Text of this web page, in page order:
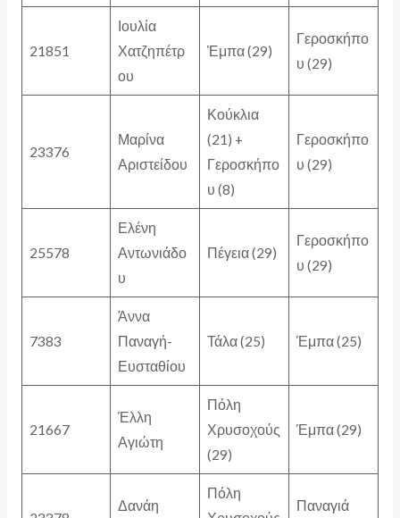
21851
Ιουλία
Χατζηπέτρ
ου
Έμπα (29)
Γεροσκήπο
υ (29)
23376
Μαρίνα
Αριστείδου
Κούκλια
(21) +
Γεροσκήπο
υ (8)
Γεροσκήπο
υ (29)
25578
Ελένη
Αντωνιάδο
υ
Πέγεια (29)
Γεροσκήπο
υ (29)
7383
Άννα
Παναγή-
Ευσταθίου
Τάλα (25) Έμπα (25)
21667
Έλλη
Αγιώτη
Πόλη
Χρυσοχούς
(29)
Έμπα (29)
Δανάη
Πόλη
Παναγιά